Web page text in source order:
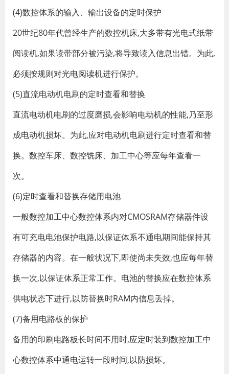
(4)数控体系的输入、输出设备的定时保护
20世纪80年代曾经生产的数控机床,大多带有光电式纸带
阅读机,如果读带部分被污染,将导致读入信息出错。为此,
必须按规则对光电阅读机进行保护。
(5)直流电动机电刷的定时查看和替换
直流电动机电刷的过度磨损,会影响电动机的性能,乃至形
成电动机损坏。为此,应对电动机电刷进行定时查看和替
换。数控车床、数控铣床、加工中心等应每年查看一
次。
(6)定时查看和替换存储用电池
一般数控加工中心数控体系内对CMOSRAM存储器件设
有可充电电池保护电路,以保证体系不通电期间能保持其
存储器的内容。在一般状况下,即使尚未失效,也应每年替
换一次,以保证体系正常工作。电池的替换应在数控体系
供电状态下进行,以防替换时RAM内信息丢掉。
(7)备用电路板的保护
备用的印刷电路板长时间不用时,应定时装到数控加工中
心数控体系中通电运转一段时间,以防损坏。